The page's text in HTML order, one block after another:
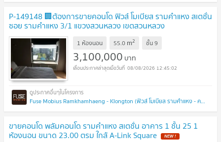
P-149148 🏢ต้องการขายคอนโด ฟิวส์ โมเบียส รามคำแหง สเตชั่น
ซอย รามคำแหง 3/1 แขวงสวนหลวง เขตสวนหลวง
กรุงเทพมหานคร Line Id: @easythaihome 085-592-
UPDATE ! 1 ห้องนอน 55.0 m2 ชั้น9
3,100,000 บาท
08/08/2026 12:45:02
Fuse Mobius Ramkhamhaeng - Klongton (ฟิวส์ โมเบียส รามคำแหง - คลองตัน)
ขายคอนโด พลัมคอนโด รามคำแหง สเตชั่น อาคาร 1 ชั้น 25 1
ห้องนอน ขนาด 23.00 ตรม ใกล้ A-Link Square NEW !